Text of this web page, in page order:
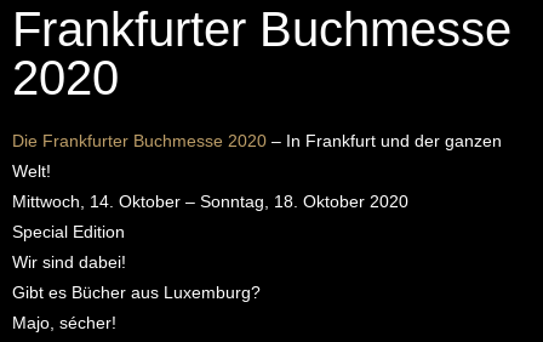
Frankfurter Buchmesse
2020
Die Frankfurter Buchmesse 2020 – In Frankfurt und der ganzen
Welt!
Mittwoch, 14. Oktober – Sonntag, 18. Oktober 2020
Special Edition
Wir sind dabei!
Gibt es Bücher aus Luxemburg?
Majo, sécher!